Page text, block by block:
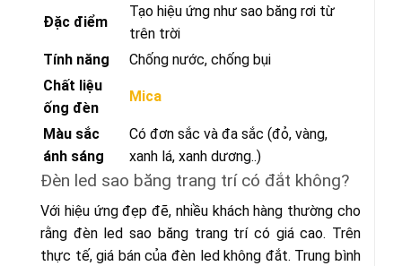
Đặc điểm
Tạo hiệu ứng như sao băng rơi từ
trên trời
Tính năng
Chống nước, chống bụi
Chất liệu
ống đèn
Mica
Màu sắc
ánh sáng
Có đơn sắc và đa sắc (đỏ, vàng,
xanh lá, xanh dương..)
Đèn led sao băng trang trí có đắt không?
Với hiệu ứng đẹp đẽ, nhiều khách hàng thường cho
rằng đèn led sao băng trang trí có giá cao. Trên
thực tế, giá bán của đèn led không đắt. Trung bình